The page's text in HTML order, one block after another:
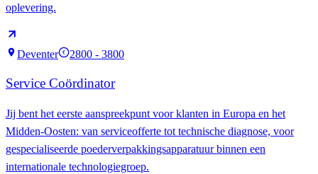
oplevering.
Deventer € 2800 - 3800
Service Coördinator
Jij bent het eerste aanspreekpunt voor klanten in Europa en het
Midden-Oosten: van serviceofferte tot technische diagnose, voor
gespecialiseerde poederverpakkingsapparatuur binnen een
internationale technologiegroep.